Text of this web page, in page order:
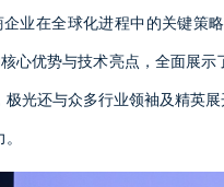
企业在全球化进程中的关键策
心优势与技术亮点，全面展示
光还与众多行业领袖及精英